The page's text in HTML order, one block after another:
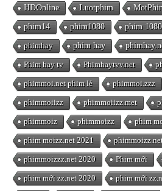
HDOnline Luotphim
phim14 phim1080 phim 1080
phimhay phim hay
Phim hay tv Phimhaytvv.net
phimmoi.net phim lẻ phimmoi.zzz
phimmoiizz phimmoiizz.met
phimmoiz phimmoizz phim
phim moizz.net 2021
phimmoizzz.net 2020 Phim mới
phim mới zz.net 2020 phim mới